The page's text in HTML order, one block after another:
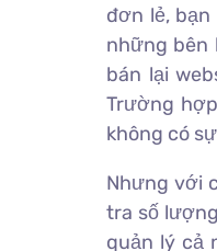
đơn lẻ,
những bên
bán lại
Trường
không có
Nhưng với
tra số
quản lý cả